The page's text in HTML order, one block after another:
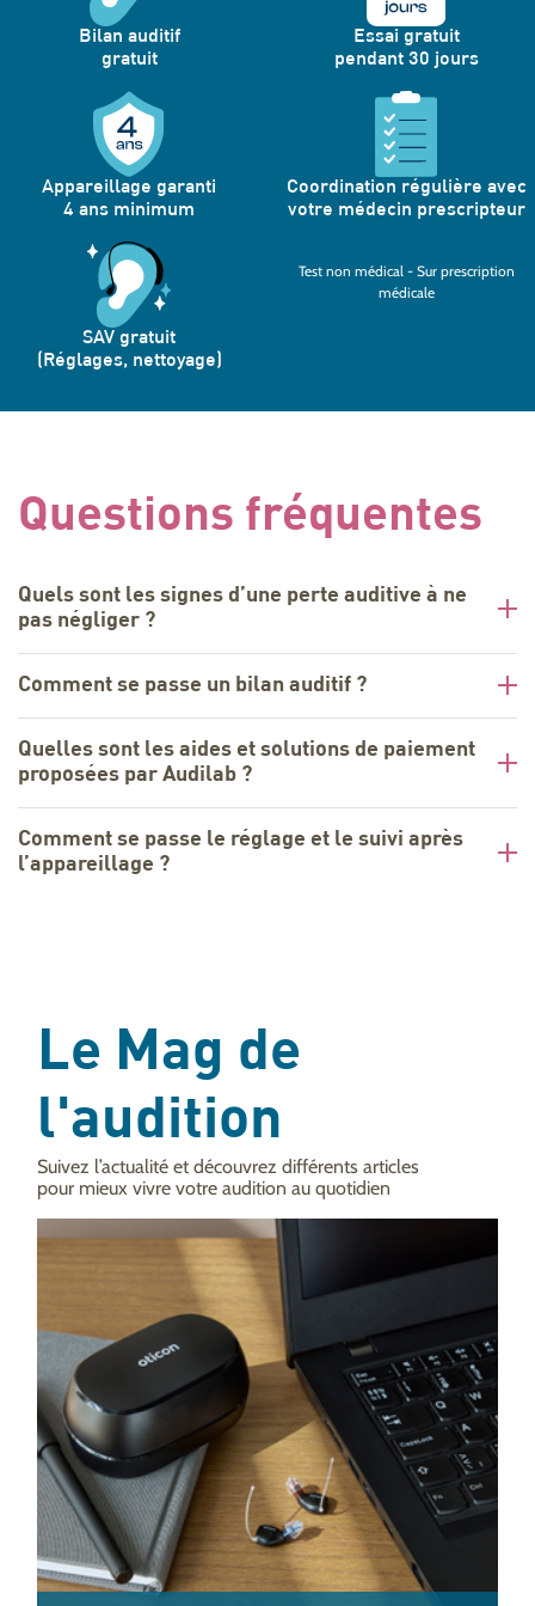
Bilan auditif
gratuit
Essai gratuit
pendant 30 jours
Appareillage garanti
4 ans minimum
Coordination régulière avec
votre médecin prescripteur
SAV gratuit
(Réglages, nettoyage)
Test non médical - Sur prescription
médicale
Questions fréquentes
Quels sont les signes d’une perte auditive à ne
pas négliger ?
Comment se passe un bilan auditif ?
Quelles sont les aides et solutions de paiement
proposées par Audilab ?
Comment se passe le réglage et le suivi après
l’appareillage ?
Le Mag de
l'audition
Suivez l’actualité et découvrez différents articles
pour mieux vivre votre audition au quotidien